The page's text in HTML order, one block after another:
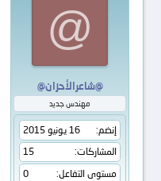
@
@شاعرالأحزان@
مهندس جديد
إنضم
16 يونيو 2015
المشاركات
15
مستوى التفاعل
0